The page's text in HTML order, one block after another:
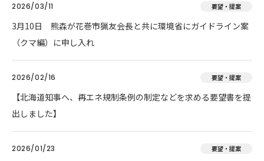
2026/03/11 要望・提案
3月10日 熊森が花巻市猟友会長と共に環境省にガイドライン案
（クマ編）に申し入れ
2026/02/16 要望・提案
【北海道知事へ、再エネ規制条例の制定などを求める要望書を提
出しました】
2026/01/23 要望・提案